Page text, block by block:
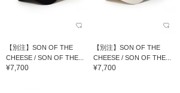
【別注】SON OF THE
CHEESE / SON OF THE...
¥7,700
【別注】SON OF THE
CHEESE / SON OF THE...
¥7,700